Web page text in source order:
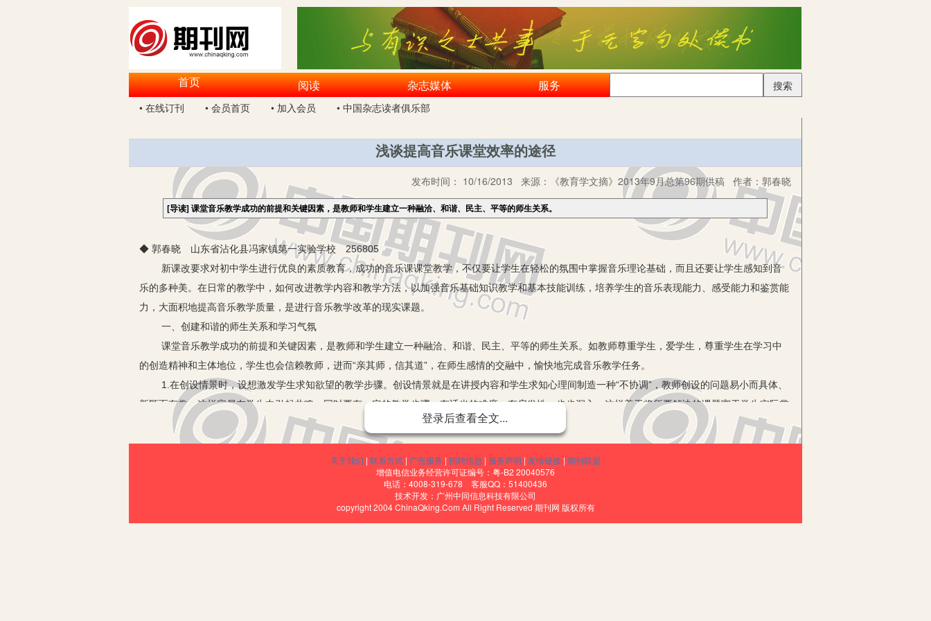
首页 阅读 杂志媒体 服务
搜索
• 在线订刊
• 会员首页 • 加入会员 • 中国杂志读者俱乐部
浅谈提高音乐课堂效率的途径
发布时间： 10/16/2013 来源： 《教育学文摘》2013年9月总第96期供稿 作者： 郭春晓
[导读]课堂音乐教学成功的前提和关键因素，是教师和学生建立一种融洽、和谐、民主、平等的师生关系。
◆ 郭春晓 山东省沾化县冯家镇第一实验学校 256805
新课改要求对初中学生进行优良的素质教育，成功的音乐课课堂教学，不仅要让学生在轻松的氛围中掌握音乐理论基础，而且还要让学生感知到音
乐的多种美。在日常的教学中，如何改进教学内容和教学方法，以加强音乐基础知识教学和基本技能训练，培养学生的音乐表现能力、感受能力和鉴赏能
力，大面积地提高音乐教学质量，是进行音乐教学改革的现实课题。
一、创建和谐的师生关系和学习气氛
课堂音乐教学成功的前提和关键因素，是教师和学生建立一种融洽、和谐、民主、平等的师生关系。如教师尊重学生，爱学生，尊重学生在学习中
的创造精神和主体地位，学生也会信赖教师，进而“亲其师，信其道”，在师生感情的交融中，愉快地完成音乐教学任务。
1.在创设情景时，设想激发学生求知欲望的教学步骤。创设情景就是在讲授内容和学生求知心理间制造一种“不协调”，教师创设的问题易小而具体、
新颖而有趣，这样容易在学生中引起共鸣，同时要有一定的教学步骤，有适当的难度，有启发性，步步深入，这样善于将所要解决的课题寓于学生实际掌
握的知识基础之中，造成心理上的悬念。
2.丰富材料，呈现方法。通过采用多媒体、钢琴、打击乐等多种方式来激发学生对学习材料的浓厚兴趣。教师还可以通过师生共同参与的唱、奏、
舞、演、说等活动展开二度、三度的创作来达到激发学生音乐兴趣的目的。
3.及时反馈，激励进取。了解自己学习活动的进展情况，本身就是一种巨大的推动力量，会激发学生进一步学习的愿望。及时反馈能帮助学生及时发
现、纠正错误，调整学习方法。教师的任何反馈对学生来讲都是评价的含义，教师如何进行评价是影响学生学习动机最主要的外部因素。教师的反馈应以
登录后查看全文...
关于我们 | 联系方式 | 广告服务 | 招聘信息 | 服务声明 | 友情链接 | 期刊联盟
增值电信业务经营许可证编号：粤-B2 20040576
电话：4008-319-678 客服QQ：51400436
技术开发：广州中同信息科技有限公司
copyright 2004 ChinaQking.Com All Right Reserved 期刊网 版权所有